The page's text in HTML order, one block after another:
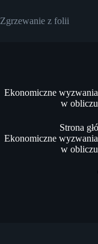
do
treści
Zgrzewanie z folii
Ekonomiczne
w
Strona
Ekonomiczne
w